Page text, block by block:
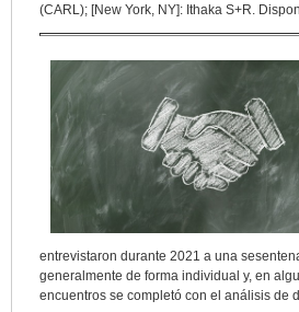
(CARL); [New York, NY]: Ithaka S+R.
entrevistaron durante 2021 a una
generalmente de forma individual y, en
encuentros se completó con el análisis de